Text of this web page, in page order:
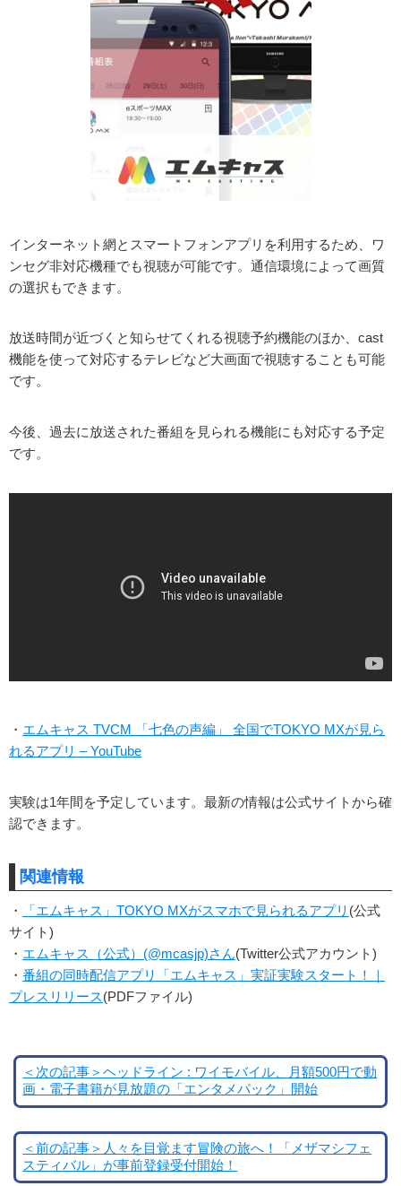
インターネット網とスマートフォンアプリを利用するため、ワ
ンセグ非対応機種でも視聴が可能です。通信環境によって画質
の選択もできます。
放送時間が近づくと知らせてくれる視聴予約機能のほか、cast
機能を使って対応するテレビなど大画面で視聴することも可能
です。
今後、過去に放送された番組を見られる機能にも対応する予定
です。
・ エムキャス TVCM 「七色の声編」 全国でTOKYO MXが見ら
れるアプリ – YouTube
実験は1年間を予定しています。最新の情報は公式サイトから確
認できます。
関連情報
・ 「エムキャス」TOKYO MXがスマホで見られるアプリ (公式
サイト)
・ エムキャス（公式）(@mcasjp)さん(Twitter公式アカウント)
・ 番組の同時配信アプリ「エムキャス」実証実験スタート！｜
プレスリリース(PDFファイル)
＜次の記事＞ヘッドライン : ワイモバイル、月額500円で動
画・電子書籍が見放題の「エンタメパック」開始
＜前の記事＞人々を目覚ます冒険の旅へ！「メザマシフェ
スティバル」が事前登録受付開始！